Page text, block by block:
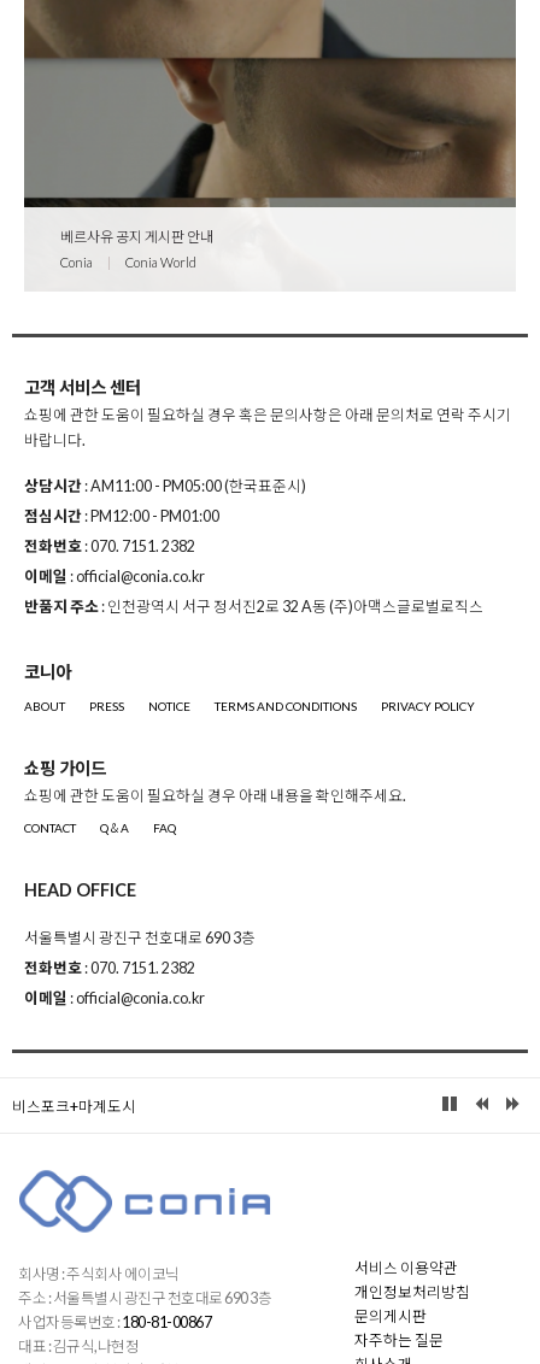
베르사유 공지 게시판 안내
Conia | Conia World
고객 서비스 센터
쇼핑에 관한 도움이 필요하실 경우 혹은 문의사항은 아래 문의처로 연락 주시기
바랍니다.
상담시간 : AM11:00 - PM05:00 (한국표준시)
점심시간 : PM12:00 - PM01:00
전화번호 : 070. 7151. 2382
이메일 : official@conia.co.kr
반품지 주소 : 인천광역시 서구 정서진2로 32 A동 (주)아맥스글로벌로직스
코니아
ABOUT PRESS NOTICE TERMS AND CONDITIONS PRIVACY POLICY
쇼핑 가이드
쇼핑에 관한 도움이 필요하실 경우 아래 내용을 확인해주세요.
CONTACT Q＆A FAQ
HEAD OFFICE
서울특별시 광진구 천호대로 690 3층
전화번호 : 070. 7151. 2382
이메일 : official@conia.co.kr
비스포크+마계도시
회사명 : 주식회사 에이코닉
주소 : 서울특별시 광진구 천호대로 690 3층
사업자등록번호 :180-81-00867
대표 : 김규식,나현정
서비스 이용약관
개인정보처리방침
문의게시판
자주하는 질문